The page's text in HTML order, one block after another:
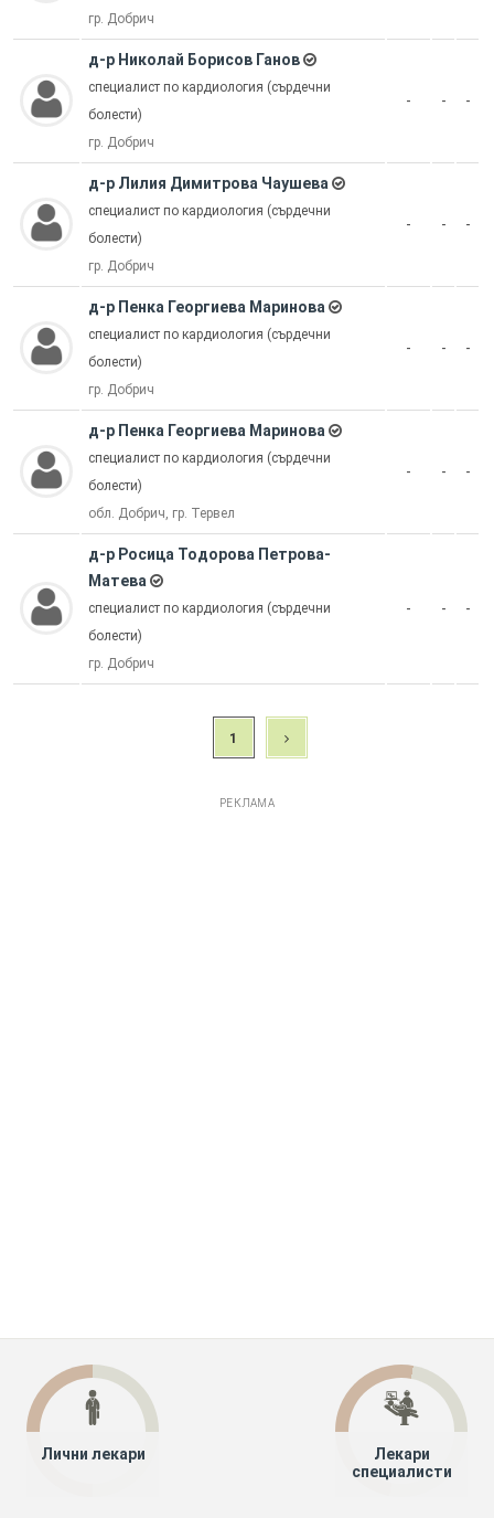
гр. Добрич
д-р Николай Борисов Ганов
специалист по кардиология (сърдечни
болести)
гр. Добрич
- - -
д-р Лилия Димитрова Чаушева
специалист по кардиология (сърдечни
болести)
гр. Добрич
- - -
д-р Пенка Георгиева Маринова
специалист по кардиология (сърдечни
болести)
гр. Добрич
- - -
д-р Пенка Георгиева Маринова
специалист по кардиология (сърдечни
болести)
обл. Добрич, гр. Тервел
- - -
д-р Росица Тодорова Петрова-
Матева
специалист по кардиология (сърдечни
болести)
гр. Добрич
- - -
1
РЕКЛАМА
Лични лекари
Лекари
специалисти